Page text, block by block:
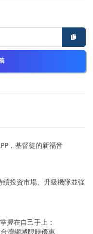
，基督徒的新福音
投資市場、升級機隊並強
握在自己手上：
灣網域限時優惠